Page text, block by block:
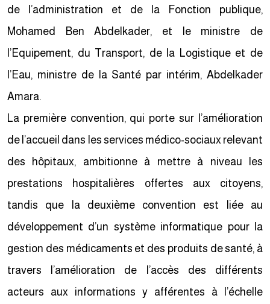
de l’administration et de la Fonction publique,
Mohamed Ben Abdelkader, et le ministre de
l’Equipement, du Transport, de la Logistique et de
l’Eau, ministre de la Santé par intérim, Abdelkader
Amara.
La première convention, qui porte sur l’amélioration
de l’accueil dans les services médico-sociaux relevant
des hôpitaux, ambitionne à mettre à niveau les
prestations hospitalières offertes aux citoyens,
tandis que la deuxième convention est liée au
développement d’un système informatique pour la
gestion des médicaments et des produits de santé, à
travers l’amélioration de l’accès des différents
acteurs aux informations y afférentes à l’échelle